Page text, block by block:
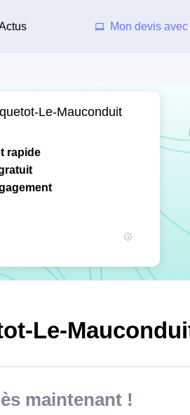
Mon devis
Le-Mauconduit
rapide
Le-
maintenant !